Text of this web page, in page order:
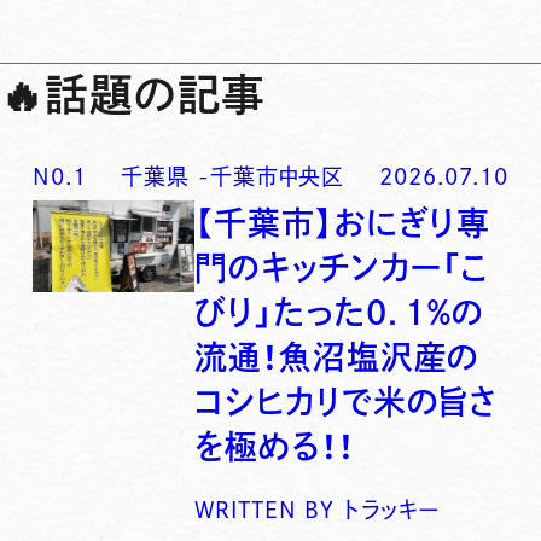
🔥話題の記事
N0. 1 千葉県 -千葉市中央区 2026.07.10
【千葉市】おにぎり専
門のキッチンカー「こ
びり」たった0．1％の
流通！魚沼塩沢産の
コシヒカリで米の旨さ
を極める！！
WRITTEN BY トラッキー